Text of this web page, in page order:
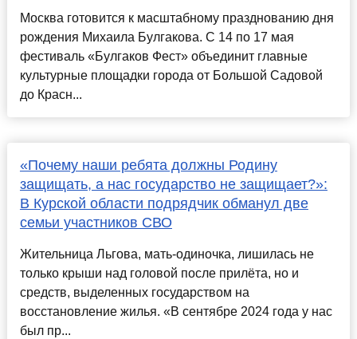
Москва готовится к масштабному празднованию дня
рождения Михаила Булгакова. С 14 по 17 мая
фестиваль «Булгаков Фест» объединит главные
культурные площадки города от Большой Садовой
до Красн...
«Почему наши ребята должны Родину
защищать, а нас государство не защищает?»:
В Курской области подрядчик обманул две
семьи участников СВО
Жительница Льгова, мать-одиночка, лишилась не
только крыши над головой после прилёта, но и
средств, выделенных государством на
восстановление жилья. «В сентябре 2024 года у нас
был пр...